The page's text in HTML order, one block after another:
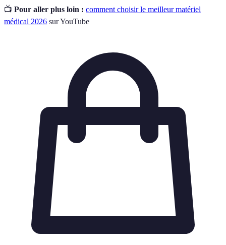
📺 Pour aller plus loin : comment choisir le meilleur matériel
médical 2026 sur YouTube